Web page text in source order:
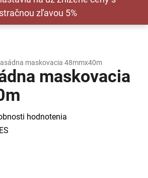
zľavou 5%
maskovacia 48mmx40m
maskovacia
hodnotenia